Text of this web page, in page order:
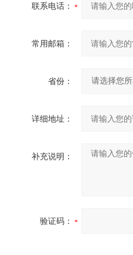
联系电话：
常用邮箱：
省份：
详细地址：
补充说明：
验证码：